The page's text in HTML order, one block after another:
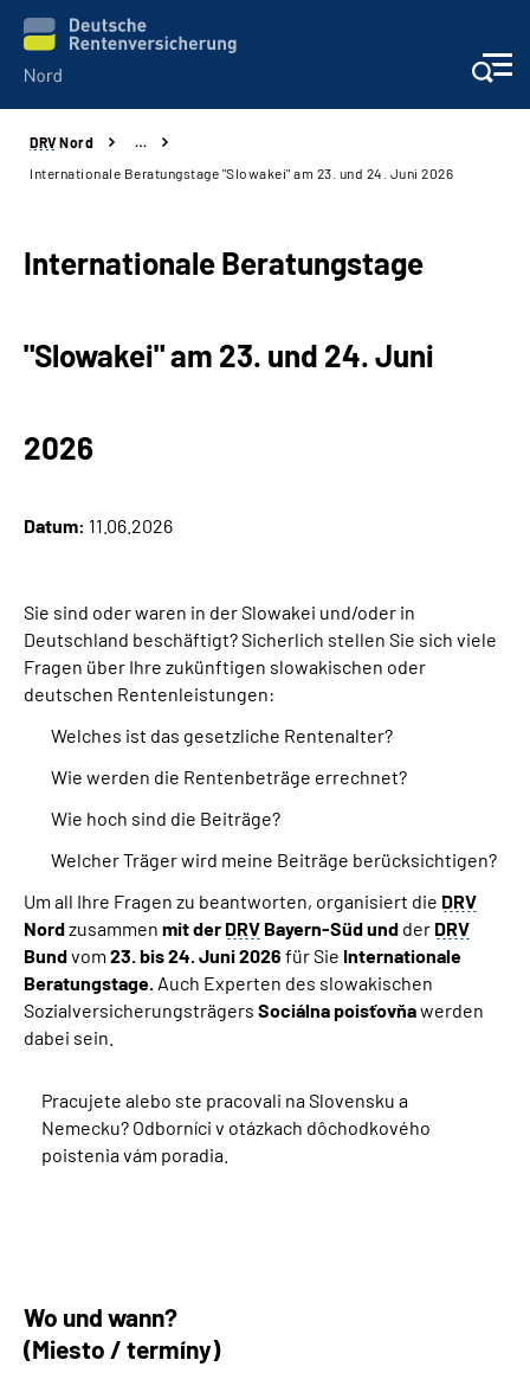
Aktuelles
Presse
Inhalte in Gebärdensprache (DGS)
Leichte Sprache
Suche
DRV Nord
…
Internationale Beratungstage "Slowakei" am 23. und 24. Juni 2026
Internationale Beratungstage
"Slowakei" am 23. und 24. Juni
2026
Datum: 11.06.2026
Sie sind oder waren in der Slowakei und/oder in
Deutschland beschäftigt? Sicherlich stellen Sie sich viele
Fragen über Ihre zukünftigen slowakischen oder
deutschen Rentenleistungen:
Welches ist das gesetzliche Rentenalter?
Wie werden die Rentenbeträge errechnet?
Wie hoch sind die Beiträge?
Welcher Träger wird meine Beiträge berücksichtigen?
Um all Ihre Fragen zu beantworten, organisiert die DRV
Nordzusammen mit der DRV Bayern-Süd und der DRV
Bundvom 23.bis 24. Juni 2026 für Sie Internationale
Beratungstage. Auch Experten des slowakischen
Sozialversicherungsträgers Sociálna poisťovňawerden
dabei sein.
Pracujete alebo ste pracovali na Slovensku a
Nemecku? Odborníci v otázkach dôchodkového
poistenia vám poradia.
Wo und wann?
(Miesto / termíny)